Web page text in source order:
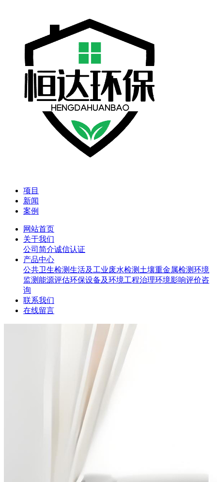
项目
新闻
案例
网站首页
关于我们
公司简介诚信认证
产品中心
公共卫生检测生活及工业废水检测 土壤重金属检测环境
监测能源评估环保设备及环境工程治理环境影响评价咨
询
联系我们
在线留言